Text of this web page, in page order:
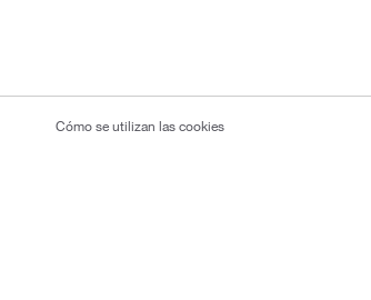
Cómo se utilizan las cookies